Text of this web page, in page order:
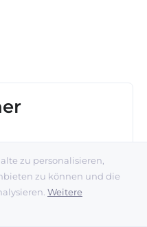
zu personalisieren,
zu können und die
Weitere